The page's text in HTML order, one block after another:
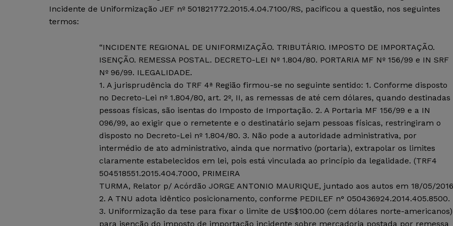
Incidente de Uniformização JEF nº 501821772.2015.4.04.7100/RS, pacificou a questão, nos seguintes
termos:
“INCIDENTE REGIONAL DE UNIFORMIZAÇÃO. TRIBUTÁRIO. IMPOSTO DE IMPORTAÇÃO.
ISENÇÃO. REMESSA POSTAL. DECRETO-LEI Nº 1.804/80. PORTARIA MF Nº 156/99 e IN SRF
Nº 96/99. ILEGALIDADE.
1. A jurisprudência do TRF 4ª Região firmou-se no seguinte sentido: 1. Conforme disposto
no Decreto-Lei nº 1.804/80, art. 2º, II, as remessas de até cem dólares, quando destinadas
pessoas físicas, são isentas do Imposto de Importação. 2. A Portaria MF 156/99 e a IN
096/99, ao exigir que o remetente e o destinatário sejam pessoas físicas, restringiram o
disposto no Decreto-Lei nº 1.804/80. 3. Não pode a autoridade administrativa, por
intermédio de ato administrativo, ainda que normativo (portaria), extrapolar os limites
claramente estabelecidos em lei, pois está vinculada ao princípio da legalidade. (TRF4
504518551.2015.404.7000, PRIMEIRA
TURMA, Relator p/ Acórdão JORGE ANTONIO MAURIQUE, juntado aos autos em 18/05/
2. A TNU adota idêntico posicionamento, conforme PEDILEF n° 050436924.2014.405.8500.
3. Uniformização da tese para fixar o limite de US$100.00 (cem dólares norte-americanos)
para isenção do imposto de importação incidente sobre mercadoria postada por remessa